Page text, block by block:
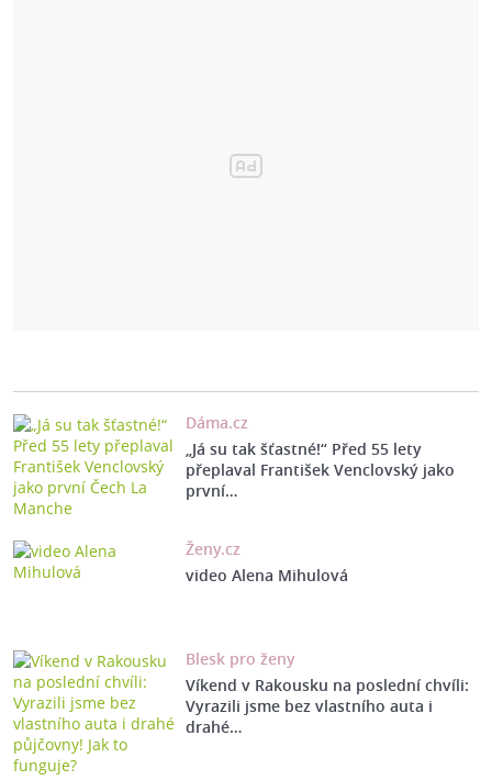
Dáma.cz
„Já su tak šťastné!“ Před 55 lety
přeplaval František Venclovský jako
první…
Ženy.cz
video Alena Mihulová
Blesk pro ženy
Víkend v Rakousku na poslední chvíli:
Vyrazili jsme bez vlastního auta i
drahé…